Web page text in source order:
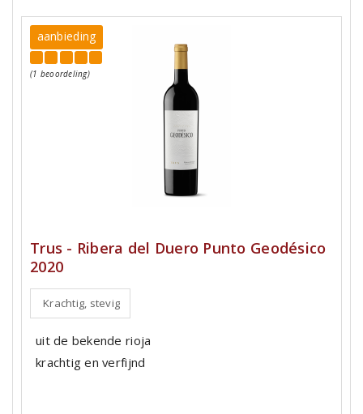
aanbieding
(1 beoordeling)
Trus - Ribera del Duero Punto Geodésico
2020
Krachtig, stevig
uit de bekende rioja
krachtig en verfijnd